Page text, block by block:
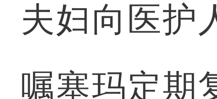
夫妇向医护
嘱塞玛定期